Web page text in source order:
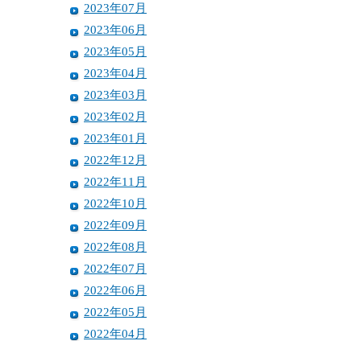
2023年07月
2023年06月
2023年05月
2023年04月
2023年03月
2023年02月
2023年01月
2022年12月
2022年11月
2022年10月
2022年09月
2022年08月
2022年07月
2022年06月
2022年05月
2022年04月